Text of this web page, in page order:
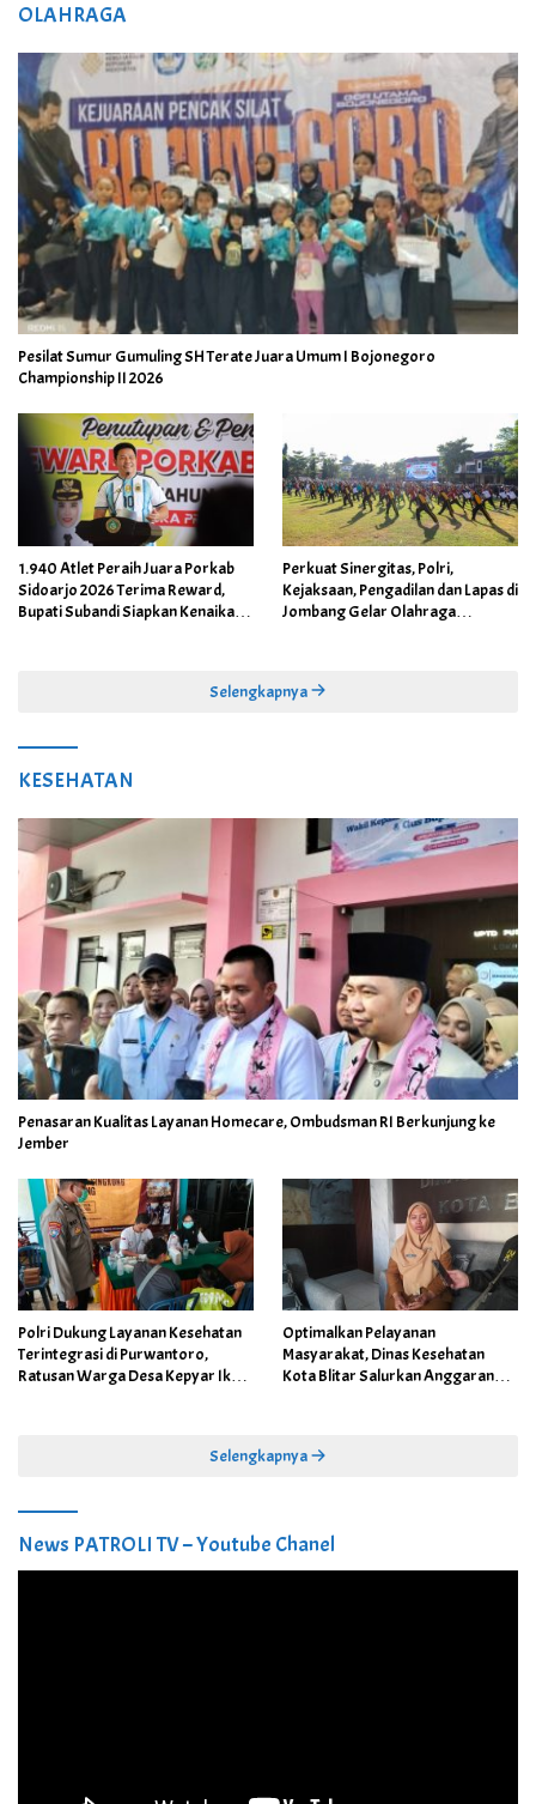
OLAHRAGA
Pesilat Sumur Gumuling SH Terate Juara Umum I Bojonegoro
Championship II 2026
1.940 Atlet Peraih Juara Porkab
Sidoarjo 2026 Terima Reward,
Bupati Subandi Siapkan Kenaikan
Perkuat Sinergitas, Polri,
Kejaksaan, Pengadilan dan Lapas di
Jombang Gelar Olahraga
Selengkapnya
KESEHATAN
Penasaran Kualitas Layanan Homecare, Ombudsman RI Berkunjung ke
Jember
Polri Dukung Layanan Kesehatan
Terintegrasi di Purwantoro,
Ratusan Warga Desa Kepyar Ikuti
Optimalkan Pelayanan
Masyarakat, Dinas Kesehatan
Kota Blitar Salurkan Anggaran
Selengkapnya
News PATROLI TV – Youtube Chanel